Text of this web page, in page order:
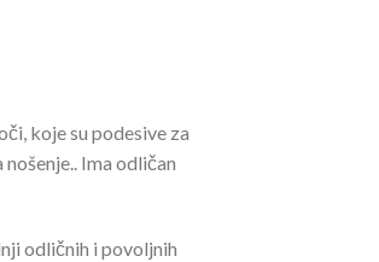
koje su podesive za
Ima odličan
odličnih i povoljnih